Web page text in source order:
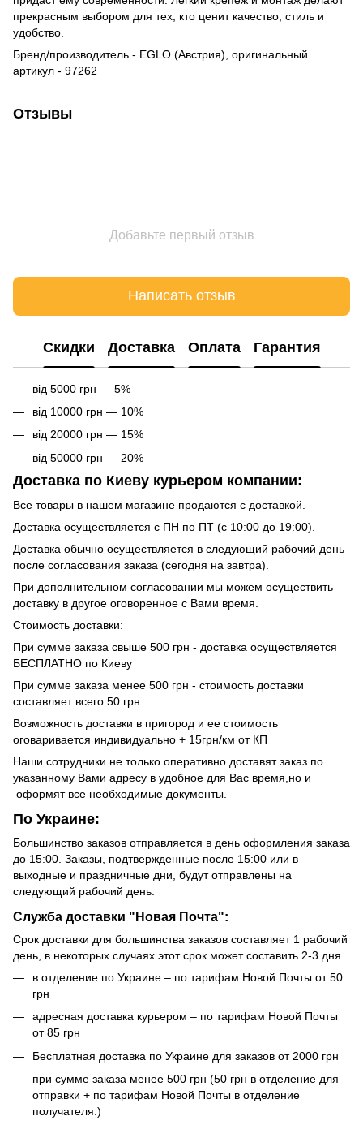
прекрасным выбором для тех, кто ценит качество, стиль и
удобство.
Бренд/производитель - EGLO (Австрия), оригинальный
артикул - 97262
Отзывы
Добавьте первый отзыв
Написать отзыв
Cкидки Доставка Оплата Гарантия
від 5000 грн — 5%
від 10000 грн — 10%
від 20000 грн — 15%
від 50000 грн — 20%
Доставка по Киеву курьером компании:
Все товары в нашем магазине продаются с доставкой.
Доставка осуществляется с ПН по ПТ (с 10:00 до 19:00).
Доставка обычно осуществляется в следующий рабочий день
после согласования заказа (сегодня на завтра).
При дополнительном согласовании мы можем осуществить
доставку в другое оговоренное с Вами время.
Стоимость доставки:
При сумме заказа свыше 500 грн - доставка осуществляется
БЕСПЛАТНО по Киеву
При сумме заказа менее 500 грн - стоимость доставки
составляет всего 50 грн
Возможность доставки в пригород и ее стоимость
оговаривается индивидуально + 15грн/км от КП
Наши сотрудники не только оперативно доставят заказ по
указанному Вами адресу в удобное для Вас время,но и
оформят все необходимые документы.
По Украине:
Большинство заказов отправляется в день оформления заказа
до 15:00. Заказы, подтвержденные после 15:00 или в
выходные и праздничные дни, будут отправлены на
следующий рабочий день.
Служба доставки "Новая Почта":
Срок доставки для большинства заказов составляет 1 рабочий
день, в некоторых случаях этот срок может составить 2-3 дня.
в отделение по Украине – по тарифам Новой Почты от 50
грн
адресная доставка курьером – по тарифам Новой Почты
от 85 грн
Бесплатная доставка по Украине для заказов от 2000 грн
при сумме заказа менее 500 грн (50 грн в отделение для
отправки + по тарифам Новой Почты в отделение
получателя.)